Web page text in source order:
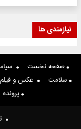
نیازمندی ها
صفحه نخست
سلامت
عکس و فیلم
پرونده